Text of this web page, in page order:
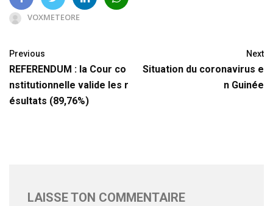
VOXMETEORE
Previous
REFERENDUM : la Cour co
nstitutionnelle valide les r
ésultats (89,76%)
Next
Situation du coronavirus e
n Guinée
LAISSE TON COMMENTAIRE